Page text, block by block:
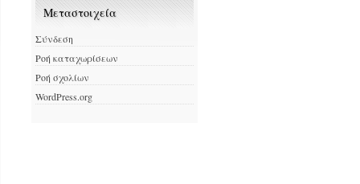
Μεταστοιχεία
Σύνδεση
Ροή καταχωρίσεων
Ροή σχολίων
WordPress.org